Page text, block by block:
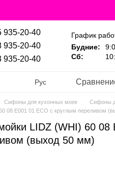
935-20-40
935-20-40
935-20-40
График
Будние:
Сб:
Рус
Сифоны для кухонных моек
Сифоны
08 E001 01 ECO с круглым переливом
LIDZ (WHI) 60 08
(выход 50 мм)